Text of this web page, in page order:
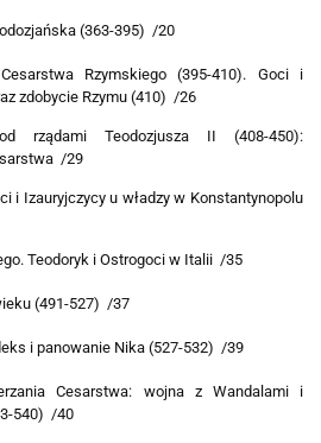
(363-395) /20
Rzymskiego (395-410). Goci i
zdobycie Rzymu (410) /26
rządami Teodozjusza II (408-450):
/29
i Izauryjczycy u władzy w Konstantynopolu
Teodoryk i Ostrogoci w Italii /35
(491-527) /37
i panowanie Nika (527-532) /39
Cesarstwa: wojna z Wandalami i
540) /40